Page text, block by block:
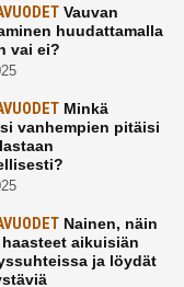
Vauvan
huudattamalla
vai ei?
Minkä
vanhempien pitäisi
Nainen, näin
aikuisiän
ja löydät